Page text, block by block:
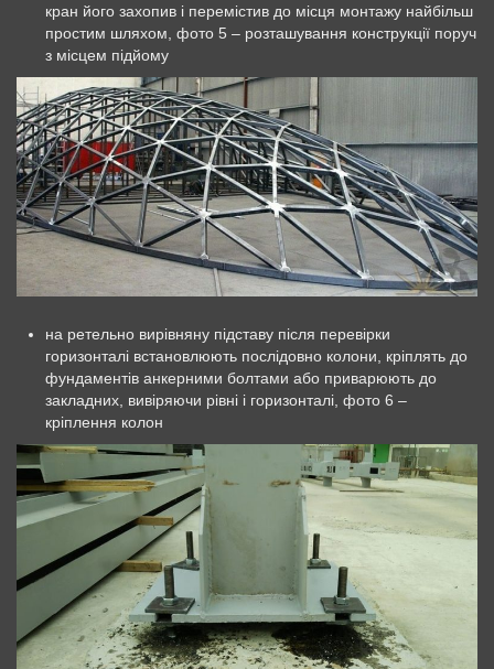
кран його захопив і перемістив до місця монтажу найбільш
простим шляхом, фото 5 – розташування конструкції поруч
з місцем підйому
на ретельно вирівняну підставу після перевірки
горизонталі встановлюють послідовно колони, кріплять до
фундаментів анкерними болтами або приварюють до
закладних, вивіряючи рівні і горизонталі, фото 6 –
кріплення колон